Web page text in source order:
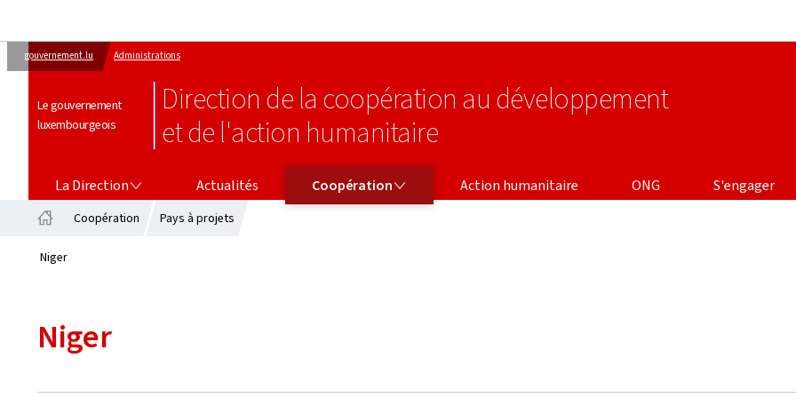
gouvernement.lu Administrations
Le gouvernement
luxembourgeois
Direction de la coopération au développement
et de l'action humanitaire
La Direction Actualités Coopération
COOPÉRATION
Action humanitaire ONG
S'engager
Coopération Pays à projets
Niger
Niger